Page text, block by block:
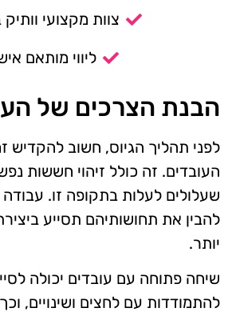
צוות מקצועי
ליווי מותאם
הבנת הצרכים של
לפני תהליך הגיוס, חשוב להקדיש
העובדים. זה כולל זיהוי חששות
שעלולים לעלות בתקופה זו.
להבין את תחושותיהם תסייע
יותר.
שיחה פתוחה עם עובדים יכולה
להתמודדות עם לחצים ושינויים,